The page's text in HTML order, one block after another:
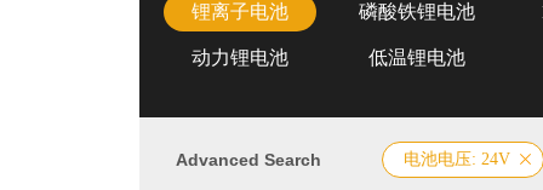
锂离子电池 磷酸铁锂电池
动力锂电池 低温锂电池
Advanced Search 电池电压: 24V